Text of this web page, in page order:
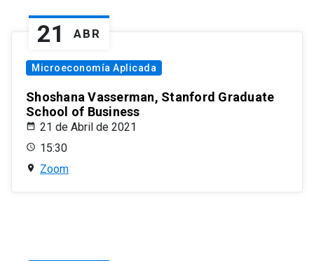
21 ABR
Microeconomía Aplicada
Shoshana Vasserman, Stanford Graduate
School of Business
21 de Abril de 2021
15:30
Zoom